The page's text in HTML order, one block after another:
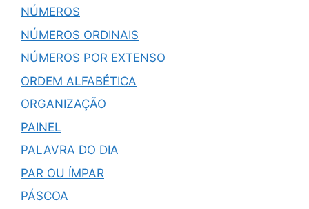
NÚMEROS
NÚMEROS ORDINAIS
NÚMEROS POR EXTENSO
ORDEM ALFABÉTICA
ORGANIZAÇÃO
PAINEL
PALAVRA DO DIA
PAR OU ÍMPAR
PÁSCOA